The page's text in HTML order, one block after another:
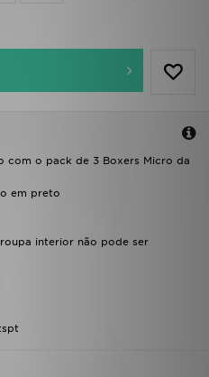
com o pack de 3 Boxers Micro da
em preto
interior não pode ser